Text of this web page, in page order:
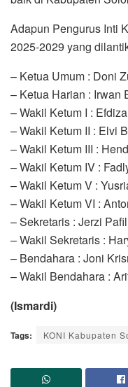
Adapun Pengurus Inti
2025-2029 yang
– Ketua Umum : Doni
– Ketua Harian : Irwan
– Wakil Ketum I :
– Wakil Ketum II : Elvi
– Wakil Ketum III :
– Wakil Ketum IV :
– Wakil Ketum V :
– Wakil Ketum VI :
– Sekretaris : Jerzi
– Wakil Sekretaris :
– Bendahara : Joni
– Wakil Bendahara :
(Ismardi)
Tags: KONI Kabupaten